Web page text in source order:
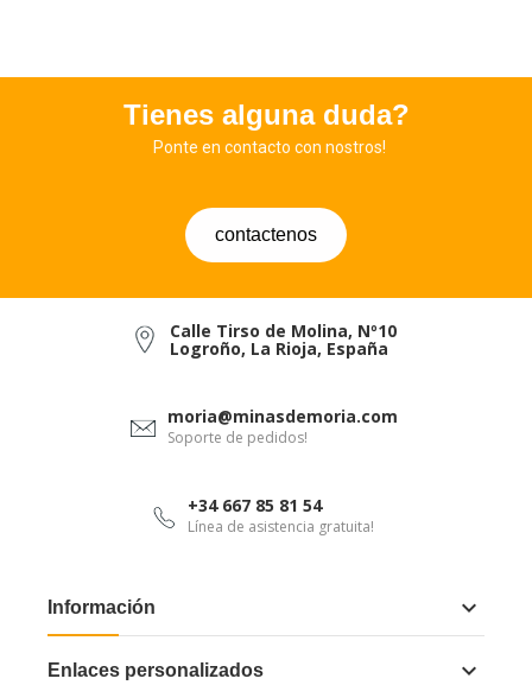
Tienes alguna duda?
Ponte en contacto con nostros!
contactenos
Calle Tirso de Molina, Nº10
Logroño, La Rioja, España
moria@minasdemoria.com
Soporte de pedidos!
+34 667 85 81 54
Línea de asistencia gratuita!
Información 
Enlaces personalizados 